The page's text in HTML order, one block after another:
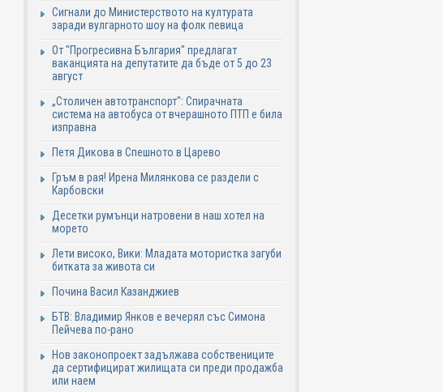
Сигнали до Министерството на културата
заради вулгарното шоу на фолк певица
От "Прогресивна България" предлагат
ваканцията на депутатите да бъде от 5 до 23
август
„Столичен автотранспорт": Спирачната
система на автобуса от вчерашното ПТП е била
изправна
Петя Дикова в Спешното в Царево
Гръм в рая! Ирена Милянкова се раздели с
Карбовски
Десетки румънци натровени в наш хотел на
морето
Лети високо, Вики: Младата мотористка загуби
битката за живота си
Почина Васил Казанджиев
БТВ: Владимир Янков е вечерял със Симона
Пейчева по-рано
Нов законопроект задължава собствениците
да сертифицират жилищата си преди продажба
или наем